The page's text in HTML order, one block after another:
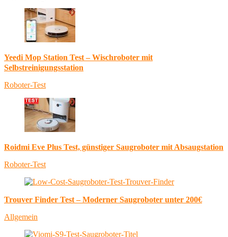
Yeedi Mop Station Test – Wischroboter mit
Selbstreinigungsstation
Roboter-Test
Roidmi Eve Plus Test, günstiger Saugroboter mit Absaugstation
Roboter-Test
Trouver Finder Test – Moderner Saugroboter unter 200€
Allgemein